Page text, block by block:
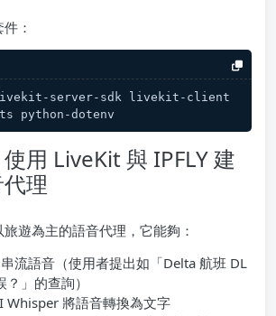
：
server-sdk livekit-client
python-dotenv
用 LiveKit 與 IPFLY 建
理
遊為主的語音代理，它能夠：
流語音（使用者提出如「Delta 航班 DL
」的查詢）
Whisper 將語音轉換為文字